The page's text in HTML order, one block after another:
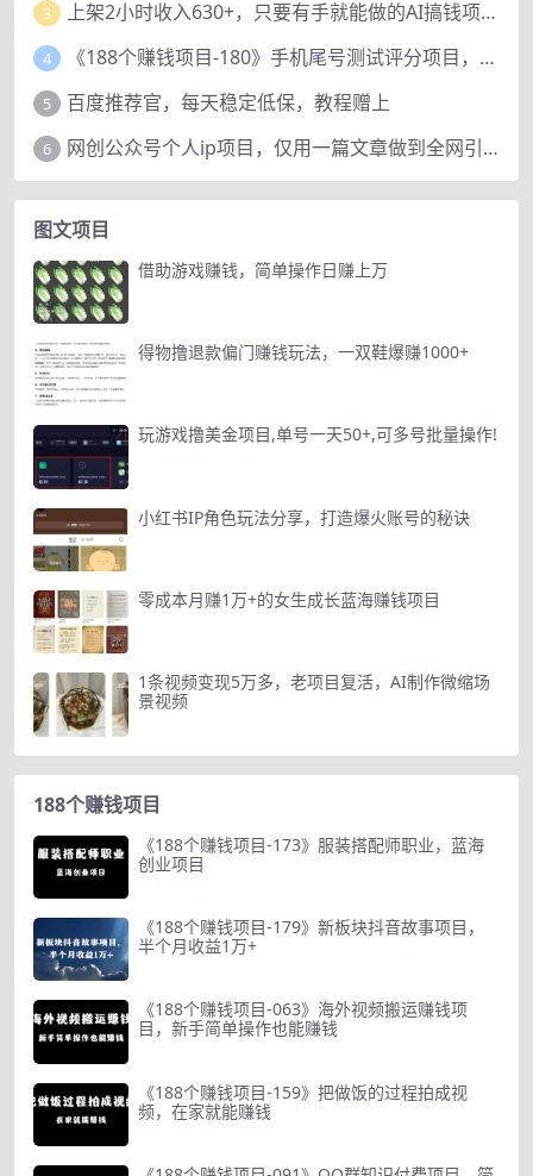
3 上架2小时收入630+，只要有手就能做的AI搞钱项目，奶奶看完都能学会!
4 《188个赚钱项目-180》手机尾号测试评分项目，短视频直播日赚200+
5 百度推荐官，每天稳定低保，教程赠上
6 网创公众号个人ip项目，仅用一篇文章做到全网引流！
图文项目
借助游戏赚钱，简单操作日赚上万
得物撸退款偏门赚钱玩法，一双鞋爆赚1000+
玩游戏撸美金项目,单号一天50+,可多号批量操作!
小红书IP角色玩法分享，打造爆火账号的秘诀
零成本月赚1万+的女生成长蓝海赚钱项目
1条视频变现5万多，老项目复活，AI制作微缩场
景视频
188个赚钱项目
《188个赚钱项目-173》服装搭配师职业，蓝海
创业项目
《188个赚钱项目-179》新板块抖音故事项目，
半个月收益1万+
《188个赚钱项目-063》海外视频搬运赚钱项
目，新手简单操作也能赚钱
《188个赚钱项目-159》把做饭的过程拍成视
频，在家就能赚钱